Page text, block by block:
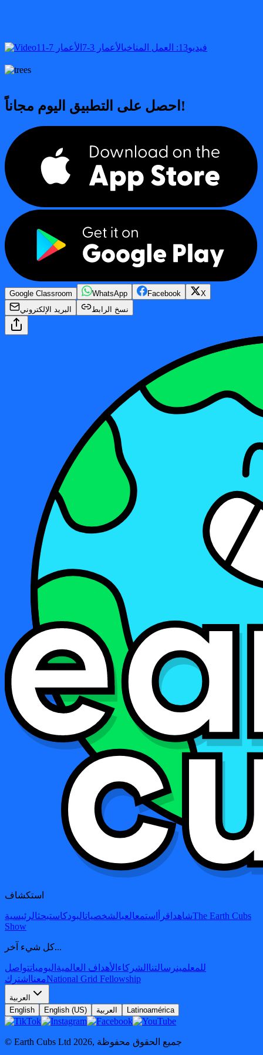
فيديو13: العمل المناخي الأعمار 3-7 الأعمار 7-11
احصل على التطبيق اليوم مجاناً!
Google Classroom WhatsApp Facebook
X
البريد الإلكتروني
نسخ الرابط
استكشاف
شاهد اقرأ استمعالعبالشخصياتالبودكاستبحثالرئيسية
The Earth Cubs
Show
كل شيء آخر...
للمعلمينرسالتنا الشركاء الأهداف العالمية اليومياتتواصل
معنا اشترك National Grid Fellowship
العربية
English
English (US) العربية Latinoamérica
© Earth Cubs Ltd 2026, جميع الحقوق محفوظة